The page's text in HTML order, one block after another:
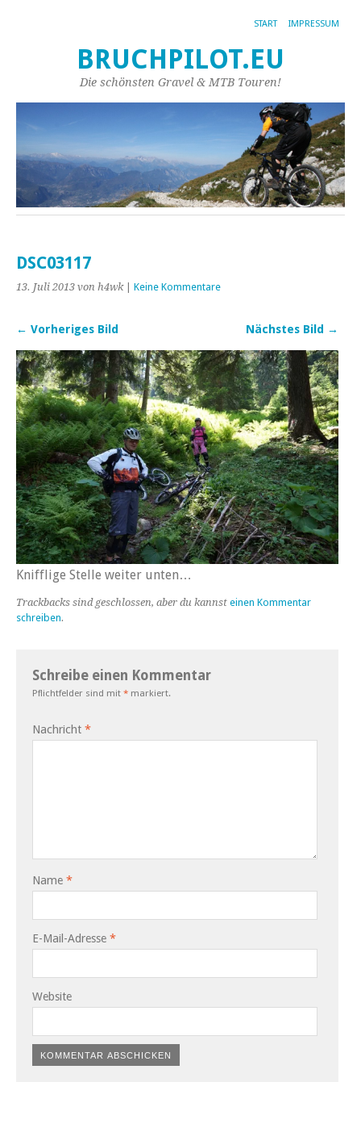
START IMPRESSUM
BRUCHPILOT.EU
Die schönsten Gravel & MTB Touren!
DSC03117
13. Juli 2013 von h4wk| Keine Kommentare
← Vorheriges Bild Nächstes Bild →
Knifflige Stelle weiter unten…
Trackbacks sind geschlossen, aber du kannst einen Kommentar
schreiben.
Schreibe einen Kommentar
Pflichtfelder sind mit * markiert.
Nachricht *
Name *
E-Mail-Adresse *
Website